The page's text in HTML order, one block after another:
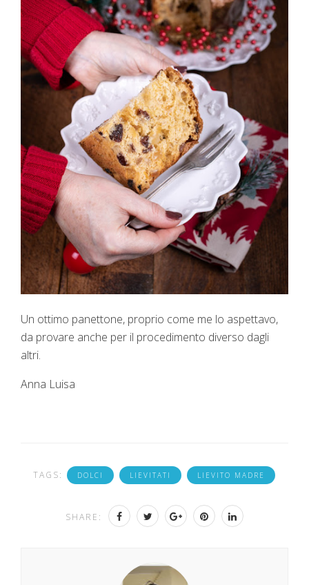
Un ottimo panettone, proprio come me lo aspettavo,
da provare anche per il procedimento diverso dagli
altri.
Anna Luisa
TAGS: DOLCI LIEVITATI LIEVITO MADRE
SHARE: